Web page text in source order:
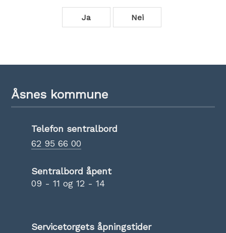
Ja Nei
Åsnes kommune
Telefon sentralbord
62 95 66 00
Sentralbord åpent
09 - 11 og 12 - 14
Servicetorgets åpningstider